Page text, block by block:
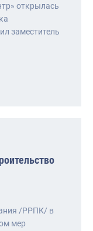
открылась
заместитель
/РРПК/ в
мер